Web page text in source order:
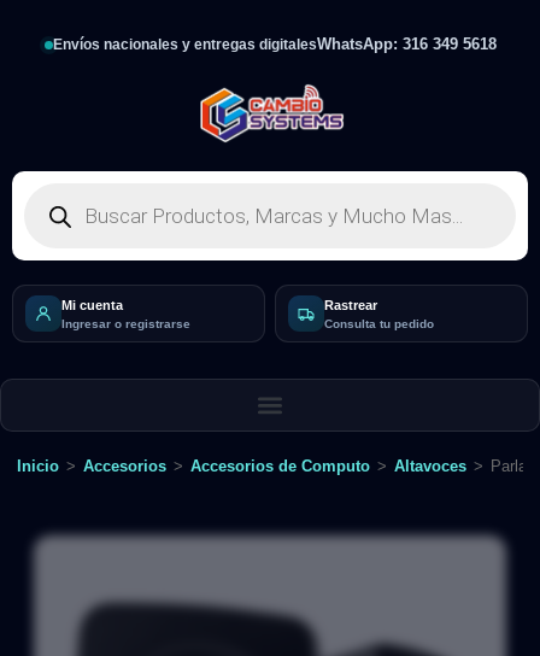
Envíos nacionales y entregas digitalesWhatsApp: 316 349 5618
Mi cuenta
Ingresar o registrarse
Rastrear
Consulta tu pedido
Inicio > Accesorios > Accesorios de Computo > Altavoces >